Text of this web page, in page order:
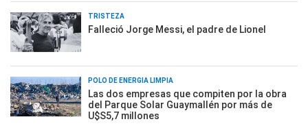
TRISTEZA
Falleció Jorge Messi, el padre de Lionel
POLO DE ENERGÍA LIMPIA
Las dos empresas que compiten por la obra
del Parque Solar Guaymallén por más de
U$S5,7 millones